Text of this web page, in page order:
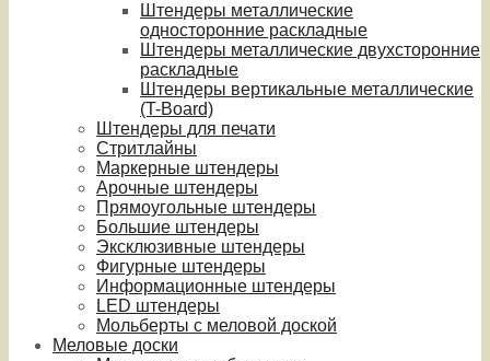
Штендеры металлические
односторонние раскладные
Штендеры металлические двухсторонние
раскладные
Штендеры вертикальные металлические
(T-Board)
Штендеры для печати
Стритлайны
Маркерные штендеры
Арочные штендеры
Прямоугольные штендеры
Большие штендеры
Эксклюзивные штендеры
Фигурные штендеры
Информационные штендеры
LED штендеры
Мольберты с меловой доской
Меловые доски